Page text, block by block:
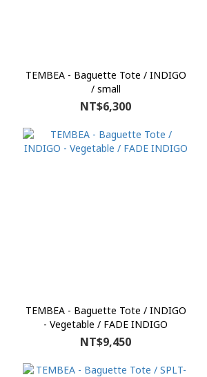
TEMBEA - Baguette Tote / INDIGO
/ small
NT$6,300
TEMBEA - Baguette Tote / INDIGO
- Vegetable / FADE INDIGO
NT$9,450